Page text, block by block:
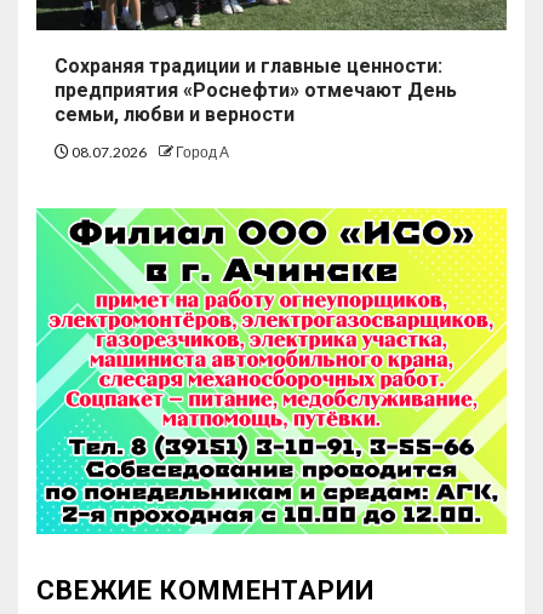
Сохраняя традиции и главные ценности:
предприятия «Роснефти» отмечают День
семьи, любви и верности
08.07.2026 Город А
СВЕЖИЕ КОММЕНТАРИИ